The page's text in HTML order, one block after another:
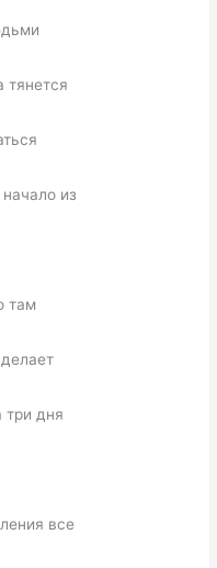
тянется
из
там
три дня
все